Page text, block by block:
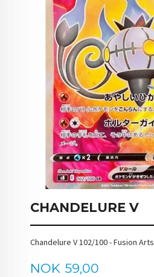
CHANDELURE V
Chandelure V 102/100 - Fusion Arts
Pris
NOK 59,00